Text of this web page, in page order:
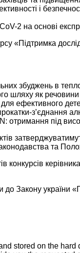
і
2 на основі
«Підтримка
збуджень в
шляху як
ефективного
з’єднання
отримання під
та
конкурсів
Закону україни
stored on the